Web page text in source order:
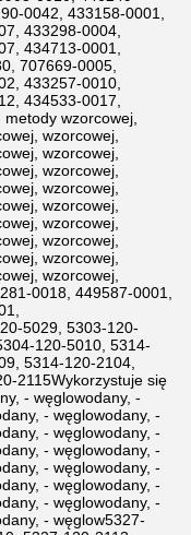
0042, 433158-0001,
433298-0004,
434713-0001,
707669-0005,
433257-0010,
434533-0017,
wzorcowej,
wzorcowej,
wzorcowej,
wzorcowej,
wzorcowej,
wzorcowej,
wzorcowej,
wzorcowej,
wzorcowej,
wzorcowej,
0018, 449587-0001,
5029, 5303-120-
120-5010, 5314-
5314-120-2104,
2115Wykorzystuje się
- węglowodany, -
- węglowodany, -
- węglowodany, -
- węglowodany, -
- węglowodany, -
- węglowodany, -
- węglowodany, -
- węglow5327-